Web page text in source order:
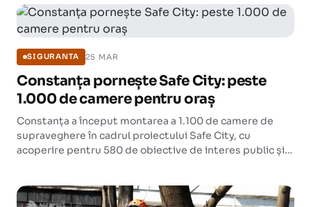
SIGURANTA 25 MAR
Constanța pornește Safe City: peste
1.000 de camere pentru oraș
Constanța a început montarea a 1.100 de camere de
supraveghere în cadrul proiectului Safe City, cu
acoperire pentru 580 de obiective de interes public și